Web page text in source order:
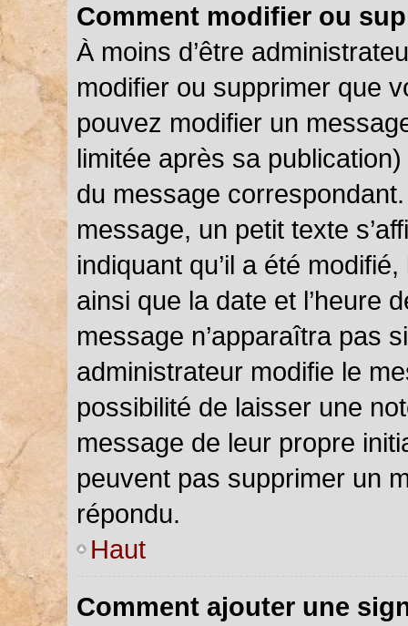
Comment modifier ou
À moins d’être
modifier ou supprimer que
pouvez modifier un
limitée après sa
du message
message, un petit texte
indiquant qu’il a été
ainsi que la date et l’heure
message n’apparaîtra pas
administrateur modifie le
possibilité de laisser une
message de leur propre
peuvent pas supprimer un
répondu.
Haut
Comment ajouter une